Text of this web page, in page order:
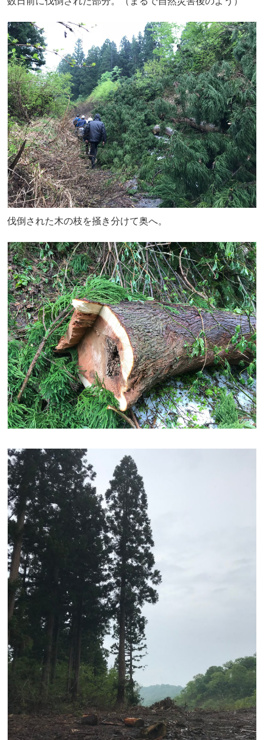
伐倒された木の枝を掻き分けて奥へ。